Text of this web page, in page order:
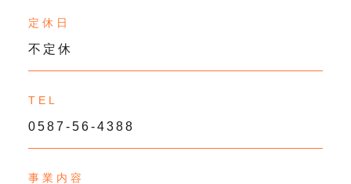
定休日
不定休
TEL
0587-56-4388
事業内容